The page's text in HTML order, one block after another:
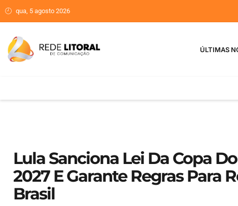
qua, 5 agosto 2026
ÚLTIMAS
Lula Sanciona Lei Da Copa
2027 E Garante Regras Para
Brasil